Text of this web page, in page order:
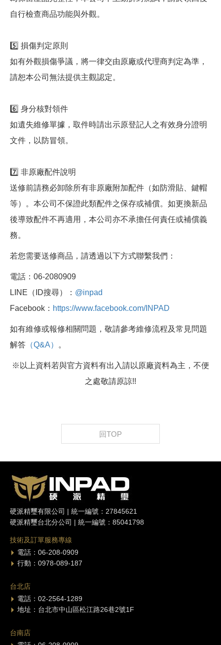
自行檢查商品功能與外觀。
5️⃣ 損傷判定原則
如有外觀損傷爭議，將一律交由原廠或代理商判定為準，
請恕本公司無法提供主觀認定。
6️⃣ 身分核對領件
如遺失維修單據，取件時請出示原登記人之有效身分證明
文件，以防冒領。
7️⃣ 非原廠配件說明
送修前請務必卸除所有非原廠附加配件（如防滑貼、鍵帽
等）。本公司不保證此類配件之保存或補償。如更換新品
後導致配件不再適用，本公司亦不承擔任何責任或補償義
務。
若您需要送修商品，請透過以下方式聯繫我們：
電話：06-2080909
LINE（ID搜尋）： @inpad
Facebook： https://www.facebook.com/INPAD
如有維修或報修相關問題，敬請參考維修流程及常見問題
解答 （Q&A） 。
※以上資料若與官方資料有出入請以原廠資料為主，不便
之處敬請原諒!!
回TOP
硬派精璽有限公司 | 統一編號：27845621
硬派精璽台北分公司 | 統一編號：85041798
技術及訂單服務專線
電話：06-208-0909
行動：0978-089-187
台北店
電話：02-2564-1289
地址：台北市中山區松江路26巷2號1F
台南店